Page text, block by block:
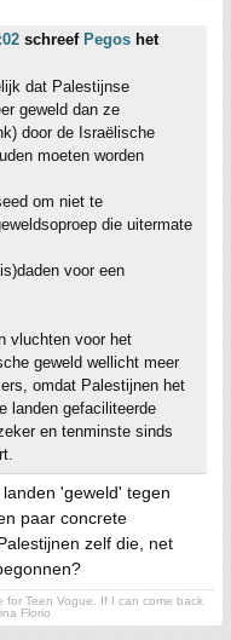
schreef Pegos het
dat Palestijnse
geweld dan ze
door de Israëlische
moeten worden
om niet te
die uitermate
voor een
vluchten voor het
geweld wellicht meer
omdat Palestijnen het
landen gefaciliteerde
en tenminste sinds
'geweld' tegen
paar concrete
zelf die, net
Teen Vogue. If I can come back
Florio